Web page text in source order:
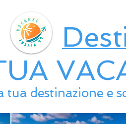
tua destinazione e